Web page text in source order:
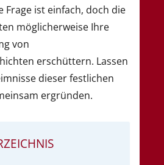
Frage ist einfach, doch die
möglicherweise Ihre
von
erschüttern. Lassen
dieser festlichen
ergründen.